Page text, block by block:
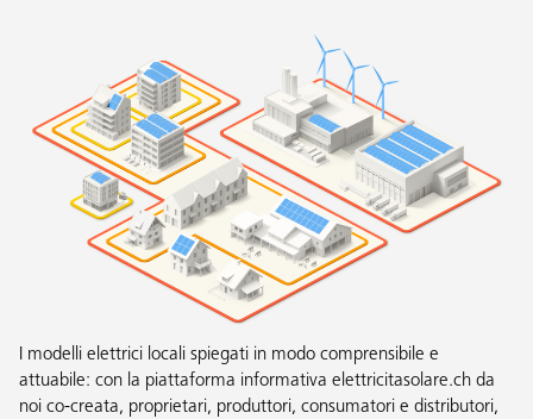
I modelli elettrici locali spiegati in modo comprensibile e
attuabile: con la piattaforma informativa elettricitasolare.ch da
noi co-creata, proprietari, produttori, consumatori e distributori,